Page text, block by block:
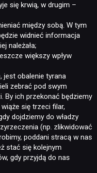
się krwią, w drugim –
między sobą. W tym
widnieć informacja
należała;
większy wpływ
jest obalenie tyrana
zebrać pod swym
By ich przekonać będziemy
się trzeci filar,
dojdziemy do władzy
(np. zlikwidować
poddani stracą w nas
stać się kolejnym
gdy przyjdą do nas